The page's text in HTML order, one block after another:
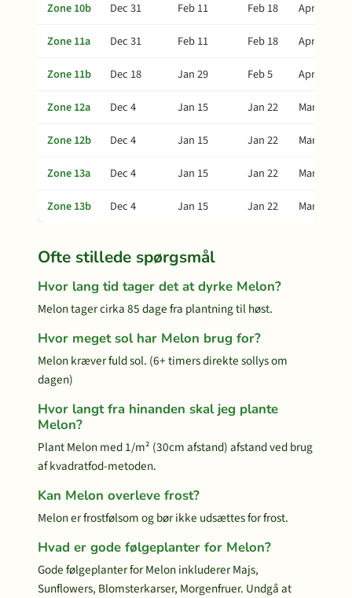
Zone 10b Dec 31 Feb 11 Feb 18
Apr 22
Zone 11a
Dec 31 Feb 11 Feb 18
Apr 22
Zone 11b
Dec 18 Jan 29 Feb 5
Apr 9
Zone 12a
Dec 4 Jan 15 Jan 22
Mar 26
Zone 12b
Dec 4 Jan 15 Jan 22
Mar 26
Zone 13a
Dec 4 Jan 15 Jan 22
Mar 26
Zone 13b
Dec 4 Jan 15 Jan 22 Mar 26
Ofte stillede spørgsmål
Hvor lang tid tager det at dyrke Melon?
Melon tager cirka 85 dage fra plantning til høst.
Hvor meget sol har Melon brug for?
Melon kræver fuld sol. (6+ timers direkte sollys om
dagen)
Hvor langt fra hinanden skal jeg plante
Melon?
Plant Melon med 1/m² (30cm afstand) afstand ved brug
af kvadratfod-metoden.
Kan Melon overleve frost?
Melon er frostfølsom og bør ikke udsættes for frost.
Hvad er gode følgeplanter for Melon?
Gode følgeplanter for Melon inkluderer Majs,
Sunflowers, Blomsterkarser, Morgenfruer. Undgå at